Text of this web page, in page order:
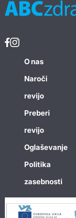
O nas
Naroči
revijo
Preberi
revijo
Oglaševanje
Politika
zasebnosti